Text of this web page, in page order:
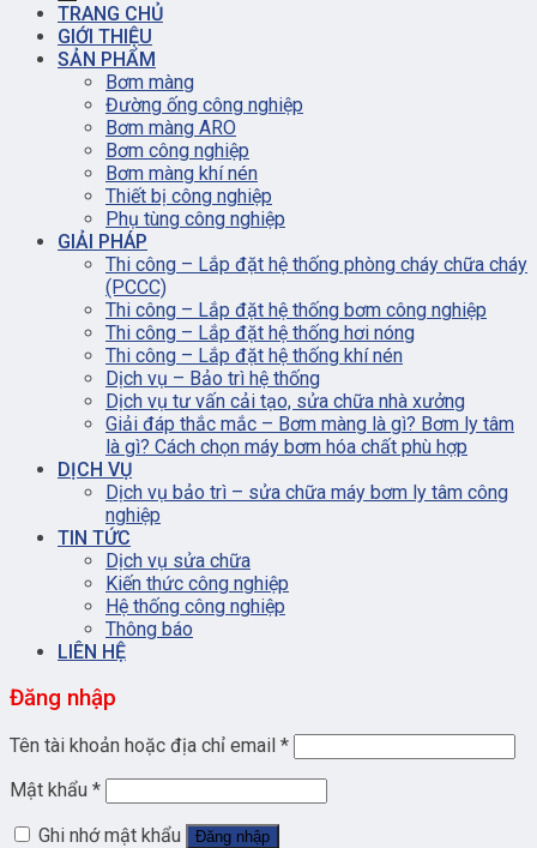
TRANG CHỦ
GIỚI THIỆU
SẢN PHẨM
Bơm màng
Đường ống công nghiệp
Bơm màng ARO
Bơm công nghiệp
Bơm màng khí nén
Thiết bị công nghiệp
Phụ tùng công nghiệp
GIẢI PHÁP
Thi công – Lắp đặt hệ thống phòng cháy chữa cháy
(PCCC)
Thi công – Lắp đặt hệ thống bơm công nghiệp
Thi công – Lắp đặt hệ thống hơi nóng
Thi công – Lắp đặt hệ thống khí nén
Dịch vụ – Bảo trì hệ thống
Dịch vụ tư vấn cải tạo, sửa chữa nhà xưởng
Giải đáp thắc mắc – Bơm màng là gì? Bơm ly tâm
là gì? Cách chọn máy bơm hóa chất phù hợp
DỊCH VỤ
Dịch vụ bảo trì – sửa chữa máy bơm ly tâm công
nghiệp
TIN TỨC
Dịch vụ sửa chữa
Kiến thức công nghiệp
Hệ thống công nghiệp
Thông báo
LIÊN HỆ
Đăng nhập
Tên tài khoản hoặc địa chỉ email *
Mật khẩu *
Ghi nhớ mật khẩu
Đăng nhập